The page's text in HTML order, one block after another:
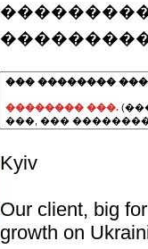
��� ��������
�������� ���.
���, ���
Kyiv
Our client, big
growth on